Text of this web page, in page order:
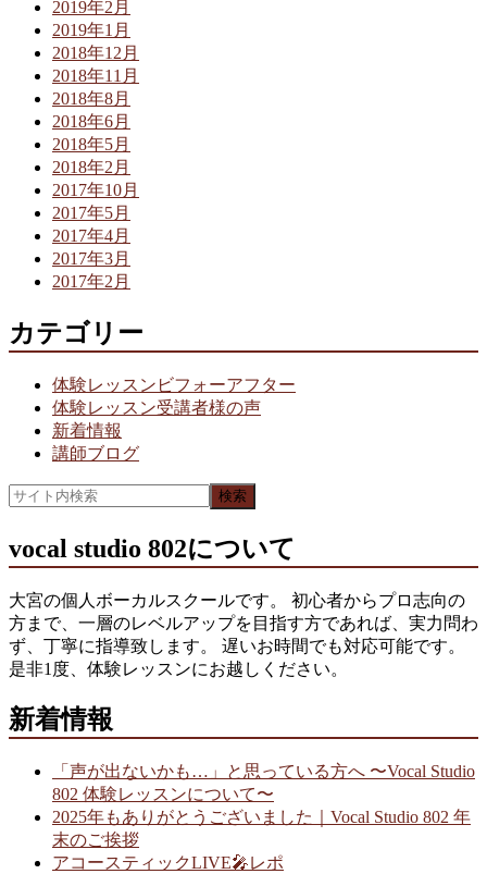
2019年2月
2019年1月
2018年12月
2018年11月
2018年8月
2018年6月
2018年5月
2018年2月
2017年10月
2017年5月
2017年4月
2017年3月
2017年2月
カテゴリー
体験レッスンビフォーアフター
体験レッスン受講者様の声
新着情報
講師ブログ
vocal studio 802について
大宮の個人ボーカルスクールです。 初心者からプロ志向の
方まで、一層のレベルアップを目指す方であれば、実力問わ
ず、丁寧に指導致します。 遅いお時間でも対応可能です。
是非1度、体験レッスンにお越しください。
新着情報
「声が出ないかも…」と思っている方へ 〜Vocal Studio
802 体験レッスンについて〜
2025年もありがとうございました｜Vocal Studio 802 年
末のご挨拶
アコースティックLIVE🎤レポ